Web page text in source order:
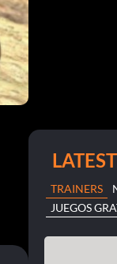
TRAINERS
JUEGOS